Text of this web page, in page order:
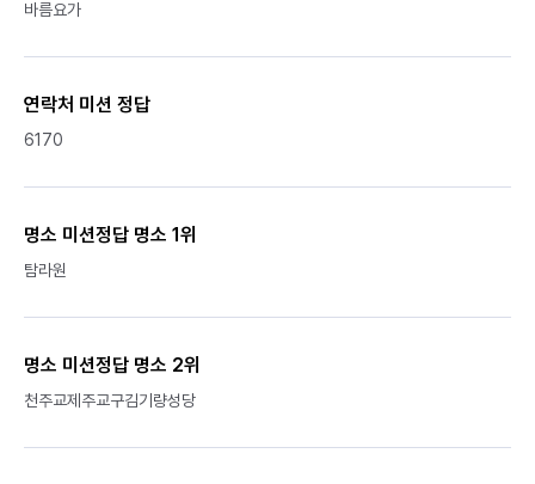
바름요가
연락처 미션 정답
6170
명소 미션정답 명소 1위
탐라원
명소 미션정답 명소 2위
천주교제주교구김기량성당